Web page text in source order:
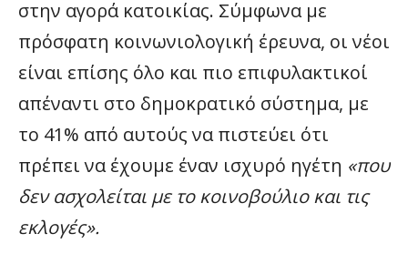
στην αγορά κατοικίας. Σύμφωνα με
πρόσφατη κοινωνιολογική έρευνα, οι νέοι
είναι επίσης όλο και πιο επιφυλακτικοί
απέναντι στο δημοκρατικό σύστημα, με
το 41% από αυτούς να πιστεύει ότι
πρέπει να έχουμε έναν ισχυρό ηγέτη «που
δεν ασχολείται με το κοινοβούλιο και τις
εκλογές».